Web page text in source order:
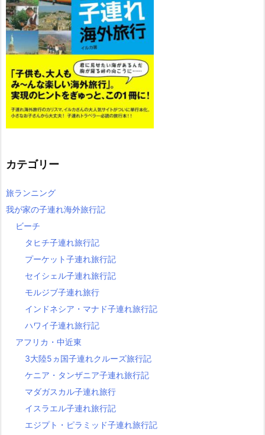
カテゴリー
旅ランニング
我が家の子連れ海外旅行記
ビーチ
タヒチ子連れ旅行記
プーケット子連れ旅行記
セイシェル子連れ旅行記
モルジブ子連れ旅行
インドネシア・マナド子連れ旅行記
ハワイ子連れ旅行記
アフリカ・中近東
3大陸5ヵ国子連れクルーズ旅行記
ケニア・タンザニア子連れ旅行記
マダガスカル子連れ旅行
イスラエル子連れ旅行記
エジプト・ピラミッド子連れ旅行記